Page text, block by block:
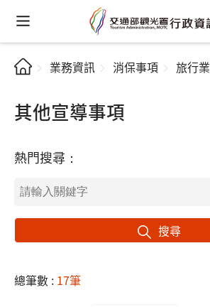
業務資訊 消保事項 旅行業
其他宣導事項
熱門搜尋：
搜尋
總筆數 : 17筆